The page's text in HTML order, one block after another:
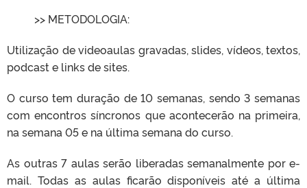
>> METODOLOGIA:
Utilização de videoaulas gravadas, slides, vídeos, textos,
podcast e links de sites.
O curso tem duração de 10 semanas, sendo 3 semanas
com encontros síncronos que acontecerão na primeira,
na semana 05 e na última semana do curso.
As outras 7 aulas serão liberadas semanalmente por e-
mail. Todas as aulas ficarão disponíveis até a última